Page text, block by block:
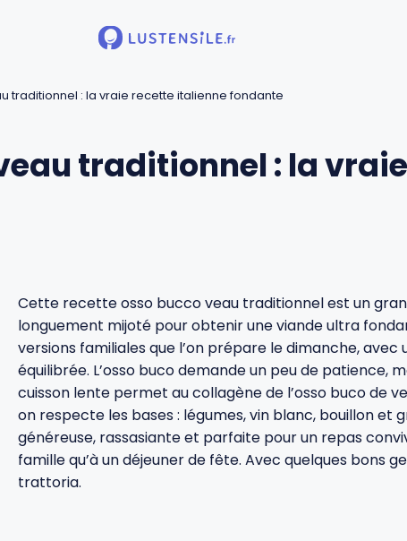
traditionnel : la vraie recette italienne fondante
traditionnel : la
Cette recette osso bucco veau traditionnel est un
longuement mijoté pour obtenir une viande ultra
versions familiales que l’on prépare le dimanche,
équilibrée. L’osso buco demande un peu de patience,
cuisson lente permet au collagène de l’osso buco de
on respecte les bases : légumes, vin blanc, bouillon et
généreuse, rassasiante et parfaite pour un repas
famille qu’à un déjeuner de fête. Avec quelques bons
trattoria.